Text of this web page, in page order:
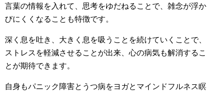
言葉の情報を入れて、思考をゆだねることで、雑念が浮か
びにくくなることも特徴です。
深く息を吐き、大きく息を吸うことを続けていくことで、
ストレスを軽減させることが出来、心の病気も解消するこ
とが期待できます。
自身もパニック障害とうつ病をヨガとマインドフルネス瞑